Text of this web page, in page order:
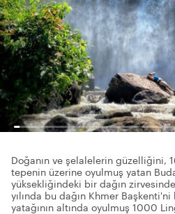
Doğanın ve şelalelerin güzelliğini,
tepenin üzerine oyulmuş yatan
yüksekliğindeki bir dağın
yılında bu dağın Khmer
yatağının altında oyulmuş 1000